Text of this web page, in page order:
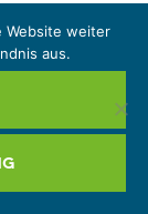
Website weiter
aus.